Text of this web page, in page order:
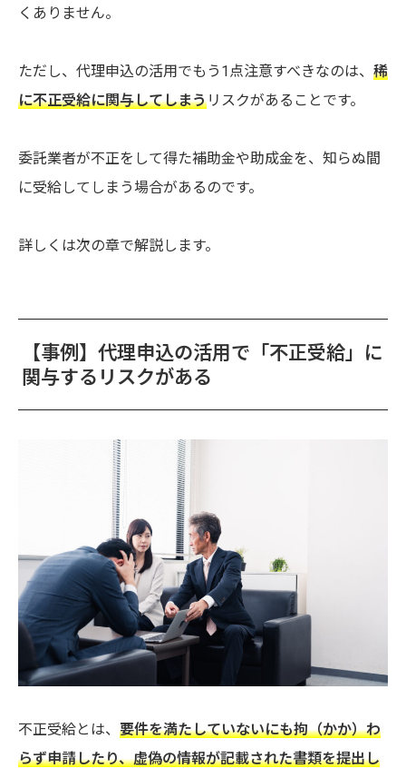
くありません。
ただし、代理申込の活用でもう1点注意すべきなのは、 稀
に不正受給に関与してしまうリスクがあることです。
委託業者が不正をして得た補助金や助成金を、知らぬ間
に受給してしまう場合があるのです。
詳しくは次の章で解説します。
【事例】代理申込の活用で「不正受給」に
関与するリスクがある
不正受給とは、 要件を満たしていないにも拘（かか）わ
らず申請したり、虚偽の情報が記載された書類を提出し